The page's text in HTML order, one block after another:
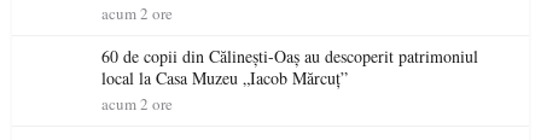
acum 2 ore
60 de copii din Călinești-Oaș au descoperit patrimoniul
local la Casa Muzeu „Iacob Mărcuț”
acum 2 ore